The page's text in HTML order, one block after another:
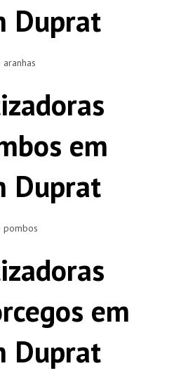
Duprat
em
Duprat
pombos
em
Duprat